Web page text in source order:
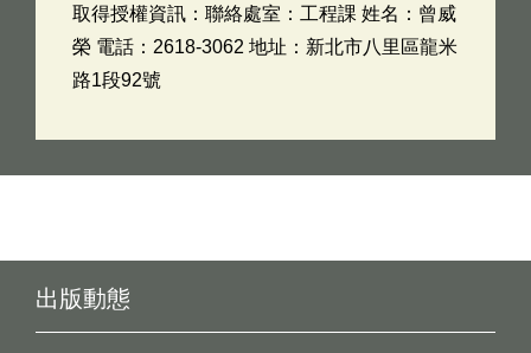
取得授權資訊：聯絡處室：工程課 姓名：曾威
榮 電話：2618-3062 地址：新北市八里區龍米
路1段92號
出版動態